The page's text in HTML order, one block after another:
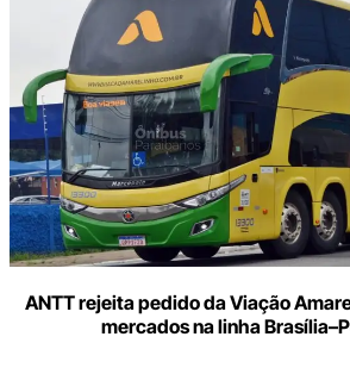
ANTT rejeita pedido da Viação
mercados na linha